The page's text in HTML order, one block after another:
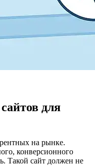
для
на рынке.
конверсионного
Такой сайт должен не